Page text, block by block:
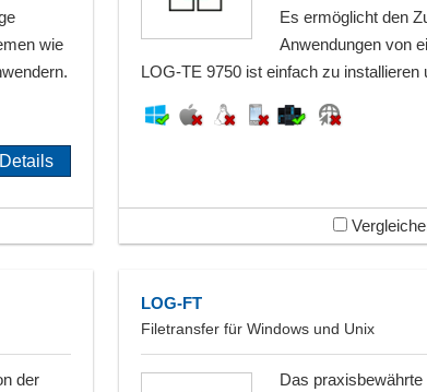
wie
Details
Es ermöglicht den
Anwendungen von
LOG-TE 9750 ist einfach zu installieren
der
LOG-FT
Filetransfer für Windows und Unix
Das